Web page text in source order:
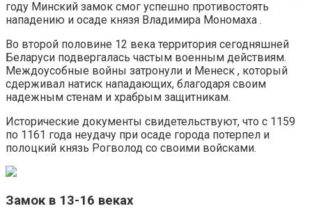
году Минский замок смог успешно противостоять
нападению и осаде князя Владимира Мономаха .
Во второй половине 12 века территория сегодняшней
Беларуси подвергалась частым военным действиям.
Междоусобные войны затронули и Менеск , который
сдерживал натиск нападающих, благодаря своим
надежным стенам и храбрым защитникам.
Исторические документы свидетельствуют, что с 1159
по 1161 года неудачу при осаде города потерпел и
полоцкий князь Рогволод со своими войсками.
Замок в 13-16 веках